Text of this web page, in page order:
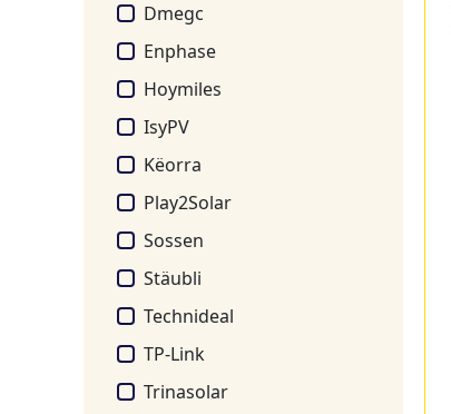
Dmegc
Enphase
Hoymiles
IsyPV
Këorra
Play2Solar
Sossen
Stäubli
Technideal
TP-Link
Trinasolar